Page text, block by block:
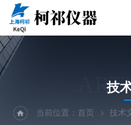
技
当前位置：首页 技术